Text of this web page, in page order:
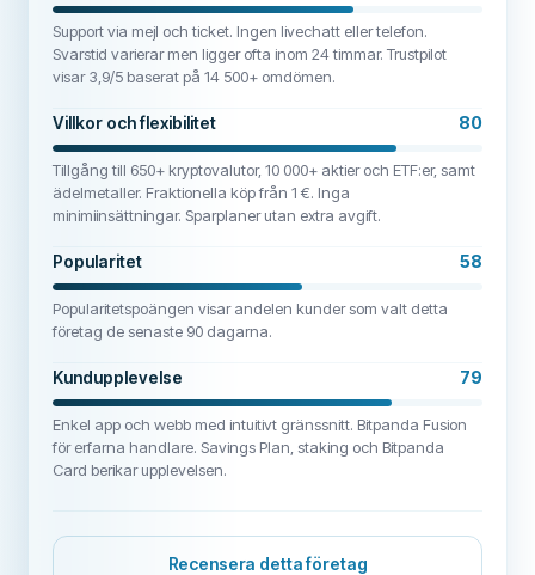
Support via mejl och ticket. Ingen livechatt eller telefon.
Svarstid varierar men ligger ofta inom 24 timmar. Trustpilot
visar 3,9/5 baserat på 14 500+ omdömen.
Villkor och flexibilitet 80
Tillgång till 650+ kryptovalutor, 10 000+ aktier och ETF:er, samt
ädelmetaller. Fraktionella köp från 1 €. Inga
minimiinsättningar. Sparplaner utan extra avgift.
Popularitet 58
Popularitetspoängen visar andelen kunder som valt detta
företag de senaste 90 dagarna.
Kundupplevelse 79
Enkel app och webb med intuitivt gränssnitt. Bitpanda Fusion
för erfarna handlare. Savings Plan, staking och Bitpanda
Card berikar upplevelsen.
Recensera detta företag